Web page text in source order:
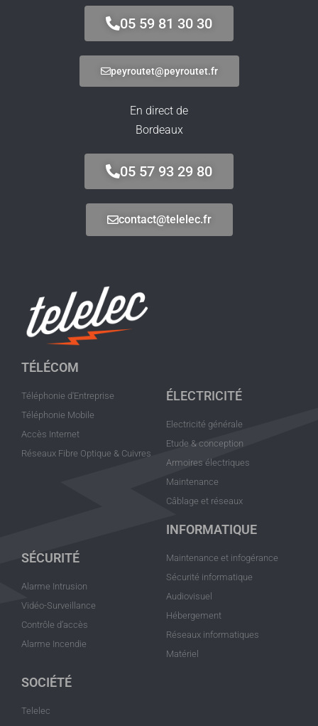
05 59 81 30 30
peyroutet@peyroutet.fr
En direct de
Bordeaux
05 57 93 29 80
contact@telelec.fr
TÉLÉCOM
Téléphonie d'Entreprise
Téléphonie Mobile
Accès Internet
Réseaux Fibre Optique & Cuivres
ÉLECTRICITÉ
Electricité générale
Etude & conception
Armoires électriques
Maintenance
Câblage et réseaux
SÉCURITÉ
Alarme Intrusion
Vidéo-Surveillance
Contrôle d’accès
Alarme Incendie
INFORMATIQUE
Maintenance et infogérance
Sécurité informatique
Audiovisuel
Hébergement
Réseaux informatiques
Matériel
SOCIÉTÉ
Telelec